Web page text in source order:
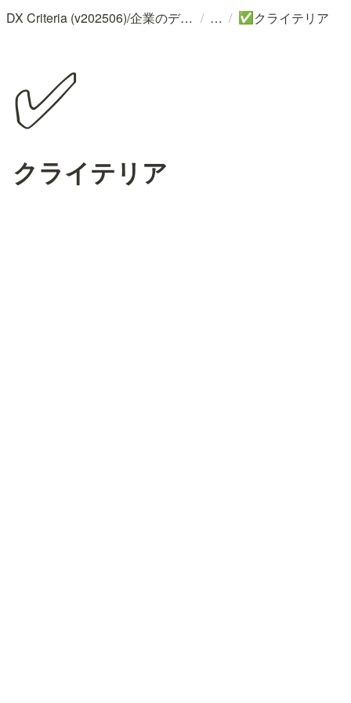
DX Criteria (v202506)/企業のデジタル化とソフトウェア活用のためのガイドライン / / ✅ クライテリア
✅
クライテリア